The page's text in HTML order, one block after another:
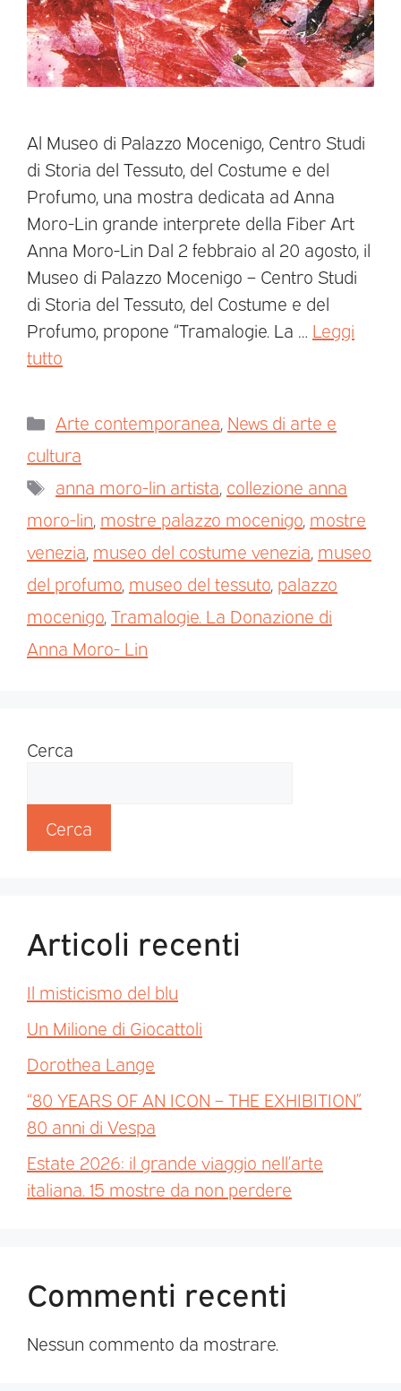
Al Museo di Palazzo Mocenigo, Centro Studi
di Storia del Tessuto, del Costume e del
Profumo, una mostra dedicata ad Anna
Moro-Lin grande interprete della Fiber Art
Anna Moro-Lin Dal 2 febbraio al 20 agosto, il
Museo di Palazzo Mocenigo – Centro Studi
di Storia del Tessuto, del Costume e del
Profumo, propone “Tramalogie. La … Leggi
tutto
Arte contemporanea News di arte e
cultura
anna moro-lin artista collezione anna
moro-lin mostre palazzo mocenigo mostre
venezia museo del costume venezia museo
del profumo museo del tessuto palazzo
mocenigo Tramalogie. La Donazione di
Anna Moro- Lin
Cerca
Cerca
Articoli recenti
Il misticismo del blu
Un Milione di Giocattoli
Dorothea Lange
“80 YEARS OF AN ICON – THE EXHIBITION”
80 anni di Vespa
Estate 2026: il grande viaggio nell’arte
italiana. 15 mostre da non perdere
Commenti recenti
Nessun commento da mostrare.